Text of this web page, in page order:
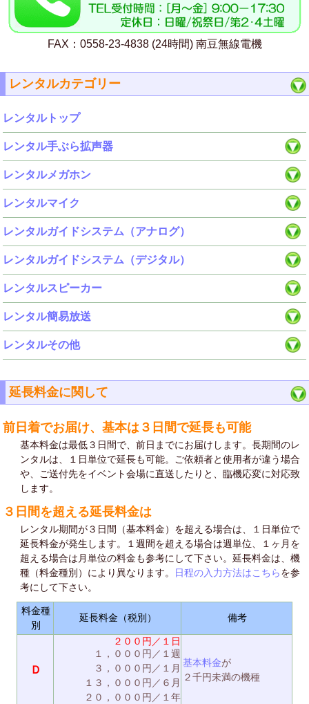
FAX：0558-23-4838 (24時間) 南豆無線電機
レンタルカテゴリー
レンタルトップ
レンタル手ぶら拡声器
レンタルメガホン
レンタルマイク
レンタルガイドシステム（アナログ）
レンタルガイドシステム（デジタル）
レンタルスピーカー
レンタル簡易放送
レンタルその他
延長料金に関して
前日着でお届け、基本は３日間で延長も可能
基本料金は最低３日間で、前日までにお届けします。長期間のレ
ンタルは、１日単位で延長も可能。ご依頼者と使用者が違う場合
や、ご送付先をイベント会場に直送したりと、臨機応変に対応致
します。
３日間を超える延長料金は
レンタル期間が３日間（基本料金）を超える場合は、１日単位で
延長料金が発生します。１週間を超える場合は週単位、１ヶ月を
超える場合は月単位の料金も参考にして下さい。延長料金は、機
種（料金種別）により異なります。 日程の入力方法はこちらを参
考にして下さい。
料金種
別
延長料金（税別） 備考
Ｄ
２００円／１日
１，０００円／１週
３，０００円／１月
１３，０００円／６月
２０，０００円／１年
基本料金が
２千円未満の機種